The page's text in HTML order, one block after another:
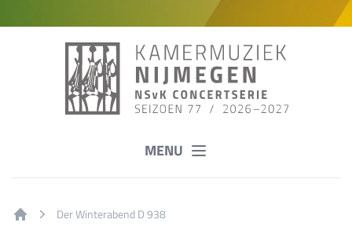
MENU
Der Winterabend D 938